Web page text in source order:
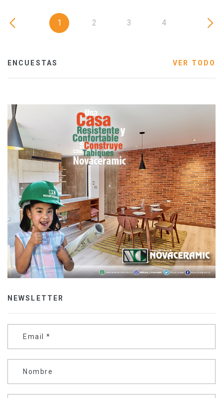
1 2 3 4
ENCUESTAS VER TODO
NEWSLETTER
Email *
Nombre